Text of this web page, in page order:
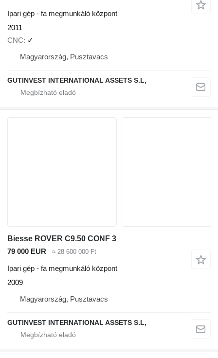
Ipari gép - fa megmunkáló központ
2011
CNC
✓
Magyarország, Pusztavacs
GUTINVEST INTERNATIONAL ASSETS S.L,
Biesse ROVER C9.50 CONF 3
79 000 EUR
≈ 28 600 000 Ft
Ipari gép - fa megmunkáló központ
2009
Magyarország, Pusztavacs
GUTINVEST INTERNATIONAL ASSETS S.L,